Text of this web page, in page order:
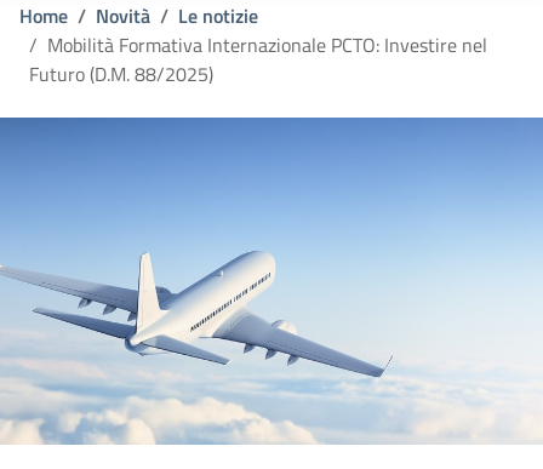
Home Novità
Le notizie
Mobilità Formativa Internazionale PCTO: Investire nel
Futuro (D.M. 88/2025)